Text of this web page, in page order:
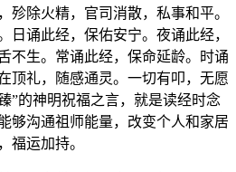
殄除火精，官司消散，私事和平。
诵此经，保佑安宁。夜诵此经，
不生。常诵此经，保命延龄。时诵
礼，随感通灵。一切有叩，无愿
”的神明祝福之言，就是读经时念
够沟通祖师能量，改变个人和家居
福运加持。